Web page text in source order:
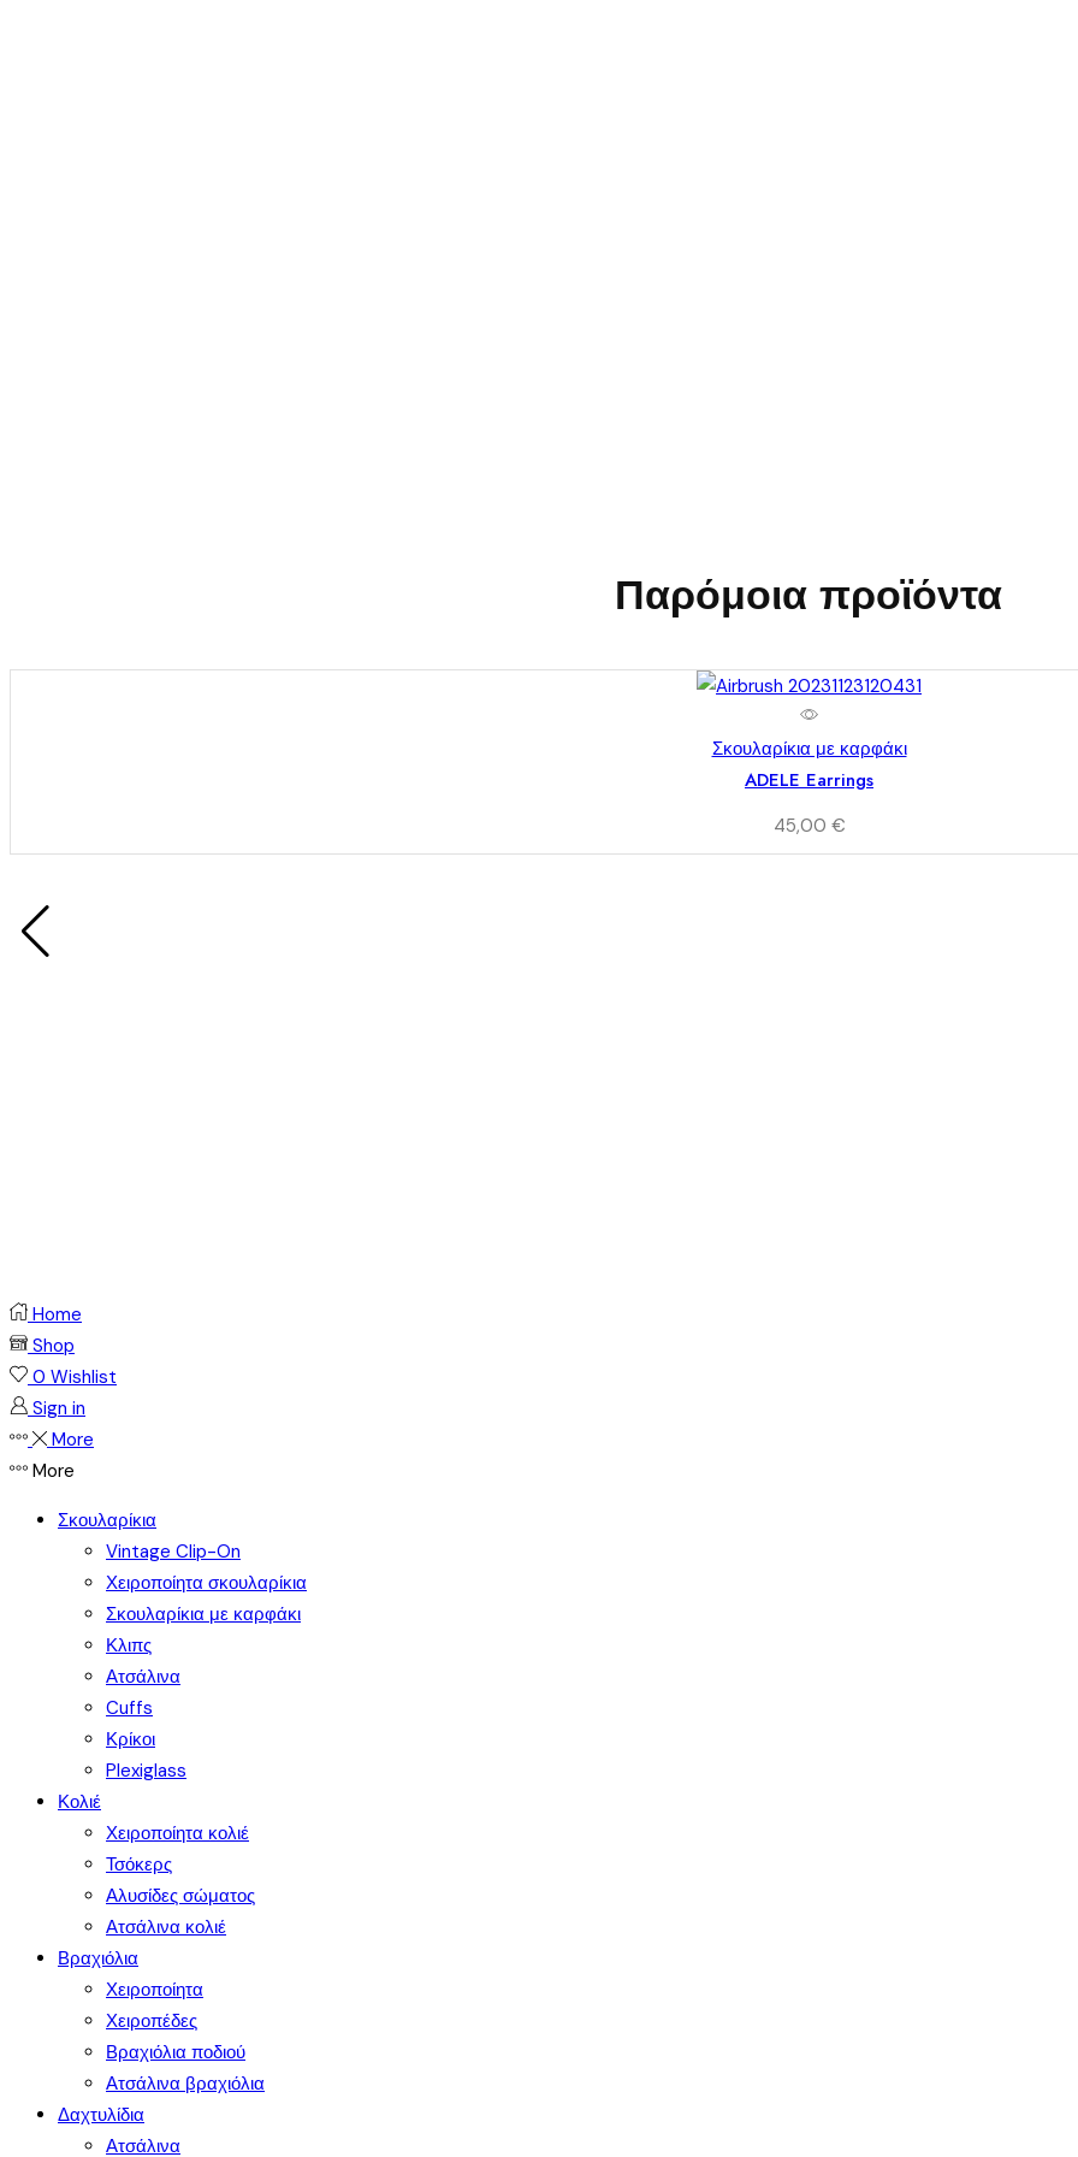
Παρόμοια προϊόντα
Σκουλαρίκια με καρφάκι
ADELE Earrings
45,00 €
Home
Shop
0 Wishlist
Sign in
More
More
Σκουλαρίκια
Vintage Clip-On
Χειροποίητα σκουλαρίκια
Σκουλαρίκια με καρφάκι
Κλιπς
Ατσάλινα
Cuffs
Κρίκοι
Plexiglass
Κολιέ
Χειροποίητα κολιέ
Τσόκερς
Αλυσίδες σώματος
Ατσάλινα κολιέ
Βραχιόλια
Χειροποίητα
Χειροπέδες
Βραχιόλια ποδιού
Ατσάλινα βραχιόλια
Δαχτυλίδια
Ατσάλινα